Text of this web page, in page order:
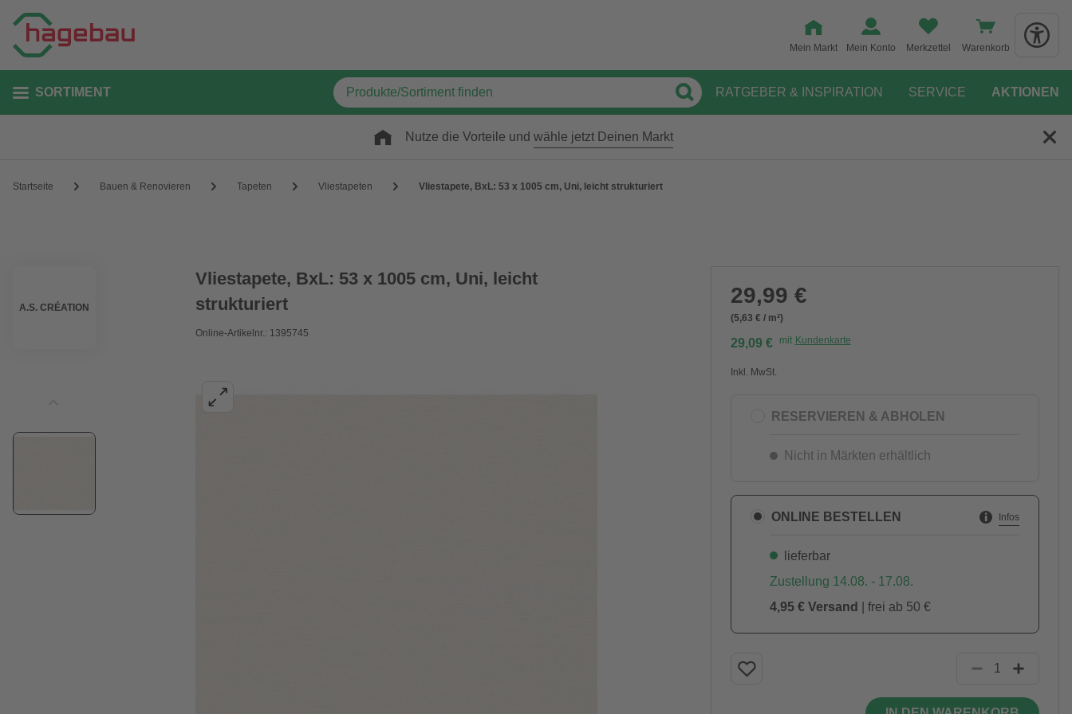
Mein Markt Mein Konto Merkzettel Warenkorb
SORTIMENT RATGEBER & INSPIRATION SERVICE AKTIONEN
Nutze die Vorteile und wähle jetzt Deinen Markt
Startseite Bauen & Renovieren Tapeten Vliestapeten Vliestapete, BxL: 53 x 1005 cm, Uni, leicht strukturiert
A.S. CRÉATION
Vliestapete, BxL: 53 x 1005 cm, Uni, leicht
strukturiert
Online-Artikelnr.: 1395745
29,99 €
(5,63 € / m²)
29,09 € mit Kundenkarte
Inkl. MwSt.
RESERVIEREN & ABHOLEN
Nicht in Märkten erhältlich
ONLINE BESTELLEN Infos
lieferbar
Zustellung 14.08. - 17.08.
4,95 € Versand
| frei ab 50 €